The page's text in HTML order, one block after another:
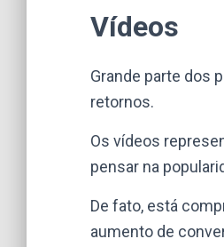
Vídeos
Grande parte dos
retornos.
Os vídeos
pensar na
De fato, está
aumento de